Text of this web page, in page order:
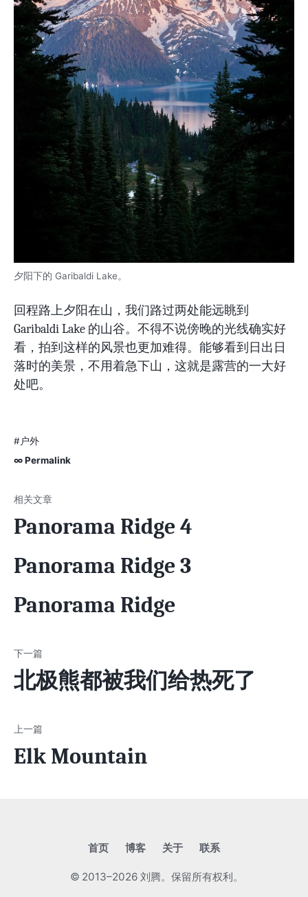
夕阳下的 Garibaldi Lake。
回程路上夕阳在山，我们路过两处能远眺到
Garibaldi Lake 的山谷。不得不说傍晚的光线确实好
看，拍到这样的风景也更加难得。能够看到日出日
落时的美景，不用着急下山，这就是露营的一大好
处吧。
#户外
∞ Permalink
Panorama Ridge 4
Panorama Ridge 3
Panorama Ridge
北极熊都被我们给热死了
Elk Mountain
首页 博客 关于 联系
© 2013–2026 刘腾。保留所有权利。